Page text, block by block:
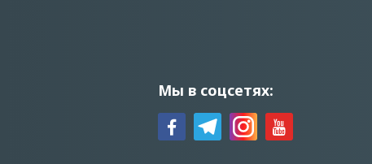
Мы в соцсетях: